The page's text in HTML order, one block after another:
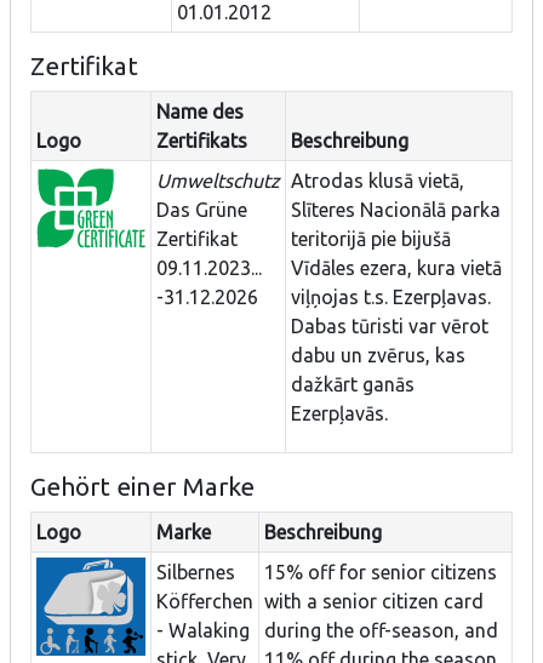
01.01.2012
Zertifikat
Logo
Name des
Zertifikats
Beschreibung
Umweltschutz
Das Grüne
Zertifikat
09.11.2023...
-31.12.2026
Atrodas klusā vietā,
Slīteres Nacionālā parka
teritorijā pie bijušā
Vīdāles ezera, kura vietā
viļņojas t.s. Ezerpļavas.
Dabas tūristi var vērot
dabu un zvērus, kas
dažkārt ganās
Ezerpļavās.
Gehört einer Marke
Logo Marke
Beschreibung
Silbernes
Köfferchen
- Walaking
15% off for senior citizens
with a senior citizen card
during the off-season, and